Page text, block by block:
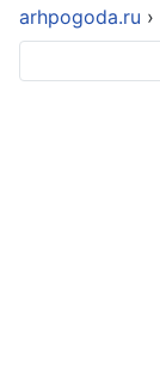
arhpogoda.ru ›